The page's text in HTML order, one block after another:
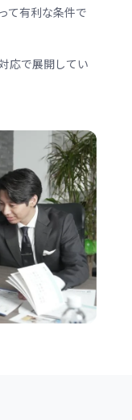
て有利な条件で
応で展開してい